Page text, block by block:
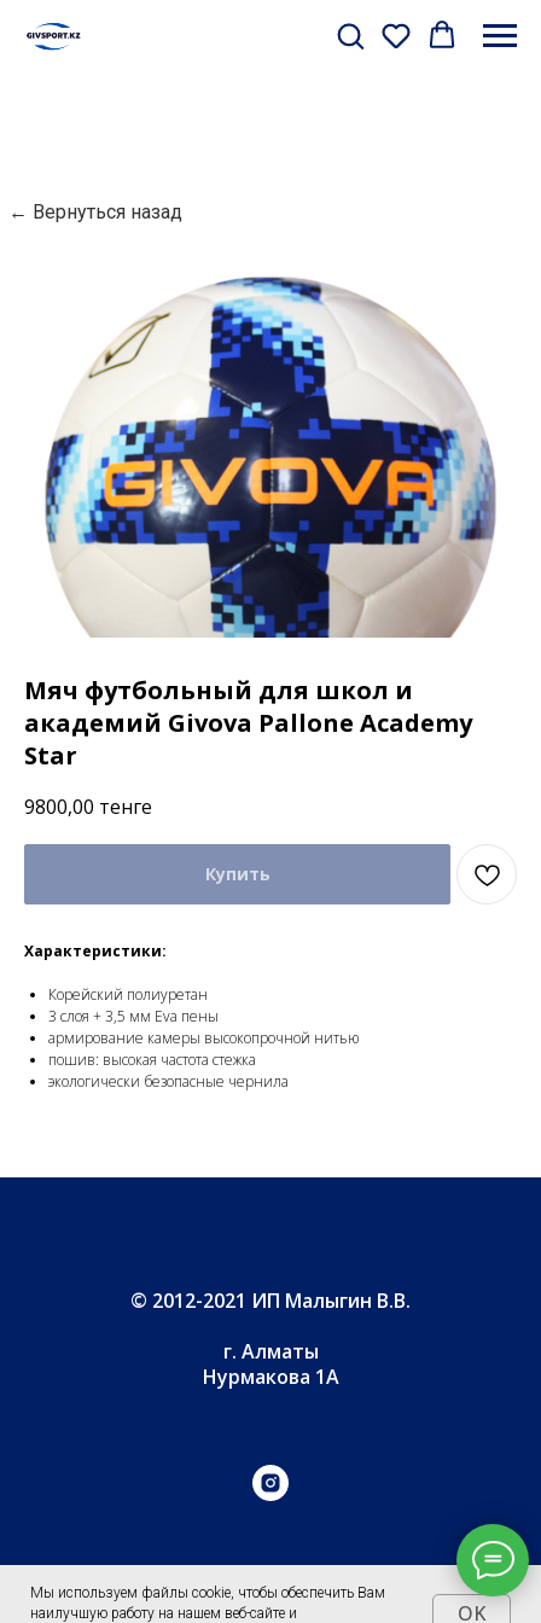
← Вернуться назад
Мяч футбольный для школ и
академий Givova Pallone Academy
Star
9800,00 тенге
Купить
Характеристики:
Корейский полиуретан
3 слоя + 3,5 мм Eva пены
армирование камеры высокопрочной нитью
пошив: высокая частота стежка
экологически безопасные чернила
Мы используем файлы cookie, чтобы обеспечить Вам
наилучшую работу на нашем веб-сайте и
OK
© 2012-2021 ИП Малыгин В.В.
г. Алматы
Нурмакова 1А
Перейти в конструктор бокса